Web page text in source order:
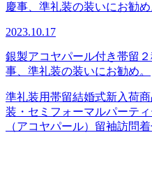
2023.10.17
銀製アコヤパール付き帯留
事、準礼装の装いにお勧め。
準礼装用帯留結婚式新入荷
装・セミフォーマルパーテ
（アコヤパール） 留袖訪問着